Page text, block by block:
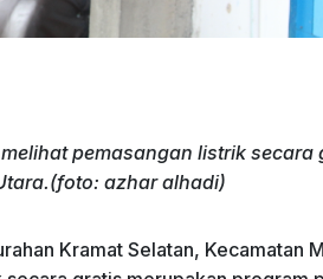
pemasangan listrik secara
azhar alhadi)
Kramat Selatan, Kecamatan